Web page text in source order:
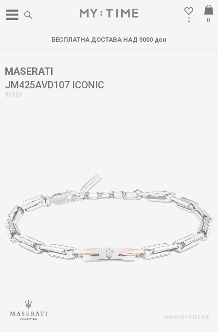
0
0
БЕСПЛАТНА ДОСТАВА НАД 3000 ден
MASERATI
JM425AVD107 ICONIC
36139